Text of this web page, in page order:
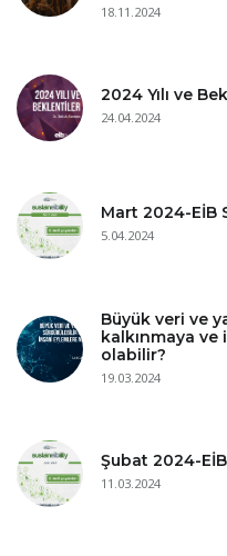
18.11.2024
2024 Yılı ve
24.04.2024
Mart 2024-EİB
5.04.2024
Büyük veri ve
kalkınmaya ve
olabilir?
19.03.2024
Şubat 2024-
11.03.2024